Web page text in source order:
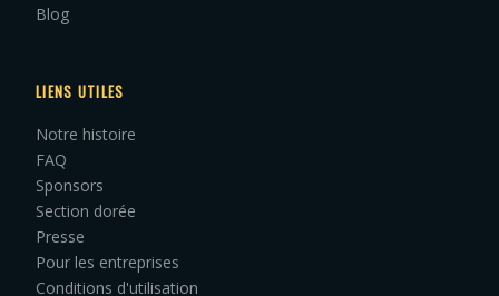
Blog
LIENS UTILES
Notre histoire
FAQ
Sponsors
Section dorée
Presse
Pour les entreprises
Conditions d'utilisation